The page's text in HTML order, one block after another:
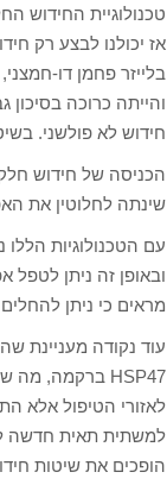
אז יכולנו לבצע רק
בלייזר פחמן דו-
והייתה כרוכה בסיכון
חידוש לא פולשני.
הכניסה של חידוש
שינתה לחלוטין את
עם הטכנולוגיות הללו
ובאופן זה ניתן
מראים כי ניתן להחלים באופן מלא תוך 48 שעות.
למשתית תאית חדשה
הופכים את שיטות